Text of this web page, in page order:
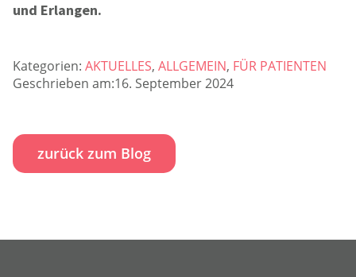
und Erlangen.
Kategorien: AKTUELLES, ALLGEMEIN, FÜR PATIENTEN
Geschrieben am:16. September 2024
zurück zum Blog